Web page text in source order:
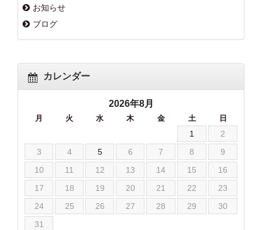
お知らせ
ブログ
カレンダー
2026年8月
月 火 水 木 金 土 日
1
2
3
4 5 6 7 8
9
10
11 12 13 14 15
16
17
18 19 20 21 22
23
24
25 26 27 28 29
30
31